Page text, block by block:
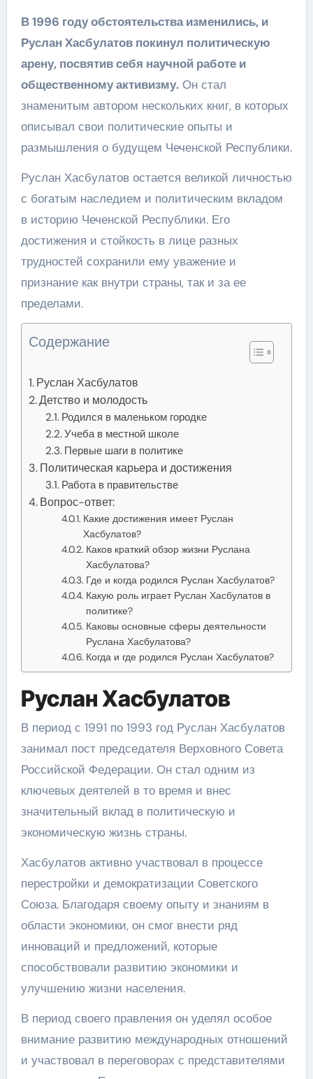
В 1996 году обстоятельства изменились, и
Руслан Хасбулатов покинул политическую
арену, посвятив себя научной работе и
общественному активизму.Он стал
знаменитым автором нескольких книг, в которых
описывал свои политические опыты и
размышления о будущем Чеченской Республики.
Руслан Хасбулатов остается великой личностью
с богатым наследием и политическим вкладом
в историю Чеченской Республики. Его
достижения и стойкость в лице разных
трудностей сохранили ему уважение и
признание как внутри страны, так и за ее
пределами.
Содержание
Руслан Хасбулатов
Детство и молодость
Родился в маленьком городке
Учеба в местной школе
Первые шаги в политике
Политическая карьера и достижения
Работа в правительстве
Вопрос-ответ:
Какие достижения имеет Руслан
Хасбулатов?
Каков краткий обзор жизни Руслана
Хасбулатова?
Где и когда родился Руслан Хасбулатов?
Какую роль играет Руслан Хасбулатов в
политике?
Каковы основные сферы деятельности
Руслана Хасбулатова?
Когда и где родился Руслан Хасбулатов?
Руслан Хасбулатов
В период с 1991 по 1993 год Руслан Хасбулатов
занимал пост председателя Верховного Совета
Российской Федерации. Он стал одним из
ключевых деятелей в то время и внес
значительный вклад в политическую и
экономическую жизнь страны.
Хасбулатов активно участвовал в процессе
перестройки и демократизации Советского
Союза. Благодаря своему опыту и знаниям в
области экономики, он смог внести ряд
инноваций и предложений, которые
способствовали развитию экономики и
улучшению жизни населения.
В период своего правления он уделял особое
внимание развитию международных отношений
и участвовал в переговорах с представителями